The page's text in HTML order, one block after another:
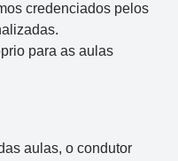
credenciados pelos
para as aulas
aulas, o condutor